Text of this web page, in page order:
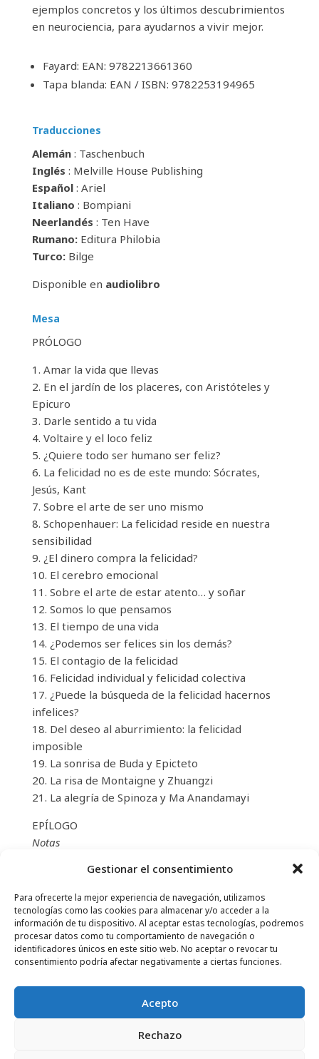
Gestionar el consentimiento
Para ofrecerte la mejor experiencia de navegación, utilizamos
tecnologías como las cookies para almacenar y/o acceder a la
información de tu dispositivo. Al aceptar estas tecnologías, podremos
procesar datos como tu comportamiento de navegación o
identificadores únicos en este sitio web. No aceptar o revocar tu
consentimiento podría afectar negativamente a ciertas funciones.
Acepto
Rechazo
ejemplos concretos y los últimos descubrimientos
en neurociencia, para ayudarnos a vivir mejor.
Fayard: EAN: 9782213661360
Tapa blanda: EAN / ISBN: 9782253194965
Traducciones
Alemán: Taschenbuch
Inglés : Melville House Publishing
Español: Ariel
Italiano : Bompiani
Neerlandés : Ten Have
Rumano:Editura Philobia
Turco:Bilge
Disponible en audiolibro
Mesa
PRÓLOGO
1. Amar la vida que llevas
2. En el jardín de los placeres, con Aristóteles y
Epicuro
3. Darle sentido a tu vida
4. Voltaire y el loco feliz
5. ¿Quiere todo ser humano ser feliz?
6. La felicidad no es de este mundo: Sócrates,
Jesús, Kant
7. Sobre el arte de ser uno mismo
8. Schopenhauer: La felicidad reside en nuestra
sensibilidad
9. ¿El dinero compra la felicidad?
10. El cerebro emocional
11. Sobre el arte de estar atento… y soñar
12. Somos lo que pensamos
13. El tiempo de una vida
14. ¿Podemos ser felices sin los demás?
15. El contagio de la felicidad
16. Felicidad individual y felicidad colectiva
17. ¿Puede la búsqueda de la felicidad hacernos
infelices?
18. Del deseo al aburrimiento: la felicidad
imposible
19. La sonrisa de Buda y Epicteto
20. La risa de Montaigne y Zhuangzi
21. La alegría de Spinoza y Ma Anandamayi
EPÍLOGO
Notas
CONTACTO–AVISO LEGAL–PÁGINA DEL LECTOR
SUSCRIPCIÓN AL BOLETÍN INFORMATIVO